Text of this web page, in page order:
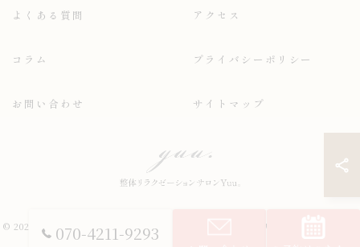
070-4211-9293
よくある質問 アクセス
コラム プライバシーポリシー
お問い合わせ サイトマップ
© 2026 和歌山県岩出市のリラクゼーションサロンなら整体リラクゼーションサロ
ンYuu。 ALL RIGHTS RESERVED.